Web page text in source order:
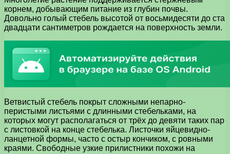
корнем, добывающим питание из глубин почвы.
Довольно голый стебель высотой от восьмидесяти до ста
двадцати сантиметров рождается на поверхность земли.
Ветвистый стебель покрыт сложными непарно-
перистыми листьями с длинными стебельками, на
которых могут располагаться от трёх до девяти таких пар
с листовкой на конце стебелька. Листочки яйцевидно-
ланцетной формы, часто с остыр кончиком, с ровными
краями. Свободные узкие прилистники похожи на